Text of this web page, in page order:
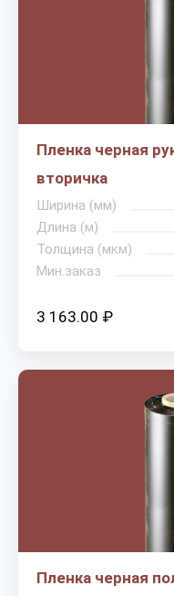
Пленка черная
вторичка
Ширина (мм)
Длина (м)
Толщина (мкм)
Мин.заказ
3 163.00 ₽
Пленка черная